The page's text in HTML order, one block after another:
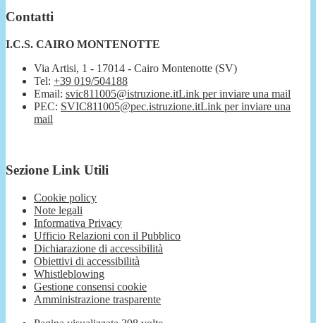
Contatti
I.C.S. CAIRO MONTENOTTE
Via Artisi, 1 - 17014 - Cairo Montenotte (SV)
Tel: +39 019/504188
Email: svic811005@istruzione.itLink per inviare una mail
PEC: SVIC811005@pec.istruzione.itLink per inviare una
mail
Sezione Link Utili
Cookie policy
Note legali
Informativa Privacy
Ufficio Relazioni con il Pubblico
Dichiarazione di accessibilità
Obiettivi di accessibilità
Whistleblowing
Gestione consensi cookie
Amministrazione trasparente